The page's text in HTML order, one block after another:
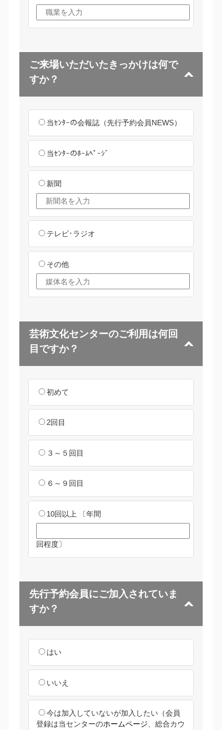
ご来場いただいたきっかけは何で
すか？
当ｾﾝﾀｰの会報誌（先行予約会員NEWS）
当ｾﾝﾀｰのﾎｰﾑﾍﾟｰｼﾞ
新聞
テレビ･ラジオ
その他
芸術文化センターのご利用は何回
目ですか？
初めて
2回目
３～５回目
６～９回目
10回以上 〔年間
回程度〕
先行予約会員にご加入されていま
すか？
はい
いいえ
今は加入していないが加入したい （会員
登録は当センターのホームページ、総合カウ